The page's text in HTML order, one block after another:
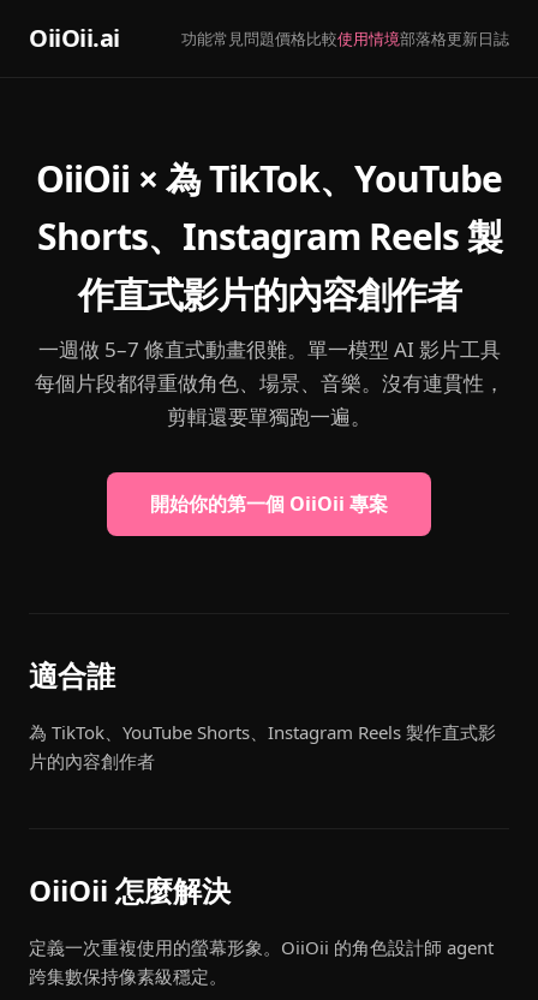
OiiOii.ai 功能常見問題價格比較使用情境部落格更新日誌
OiiOii × 為 TikTok、YouTube
Shorts、Instagram Reels 製
作直式影片的內容創作者
一週做 5–7 條直式動畫很難。單一模型 AI 影片工具
每個片段都得重做角色、場景、音樂。沒有連貫性，
剪輯還要單獨跑一遍。
開始你的第一個 OiiOii 專案
適合誰
為 TikTok、YouTube Shorts、Instagram Reels 製作直式影
片的內容創作者
OiiOii 怎麼解決
定義一次重複使用的螢幕形象。OiiOii 的角色設計師 agent
跨集數保持像素級穩定。